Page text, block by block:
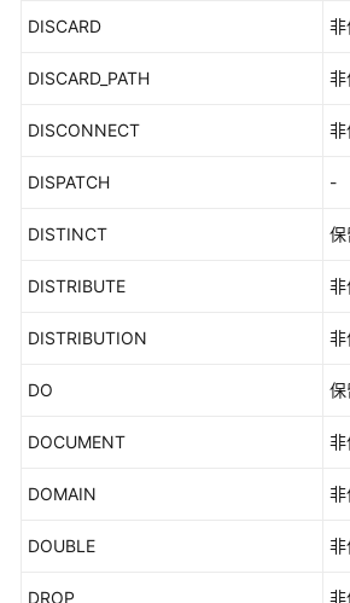
DISCARD 非
DISCARD_PATH 非
DISCONNECT 非
DISPATCH -
DISTINCT 保
DISTRIBUTE 非
DISTRIBUTION 非
DO 保
DOCUMENT 非
DOMAIN 非
DOUBLE 非
DROP 非